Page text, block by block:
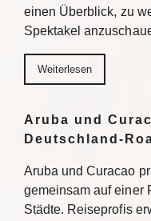
einen Überblick, zu
Spektakel
Weiterlesen
Aruba und
Deutschland-
Aruba und Curacao
gemeinsam auf einer
Städte. Reiseprofis